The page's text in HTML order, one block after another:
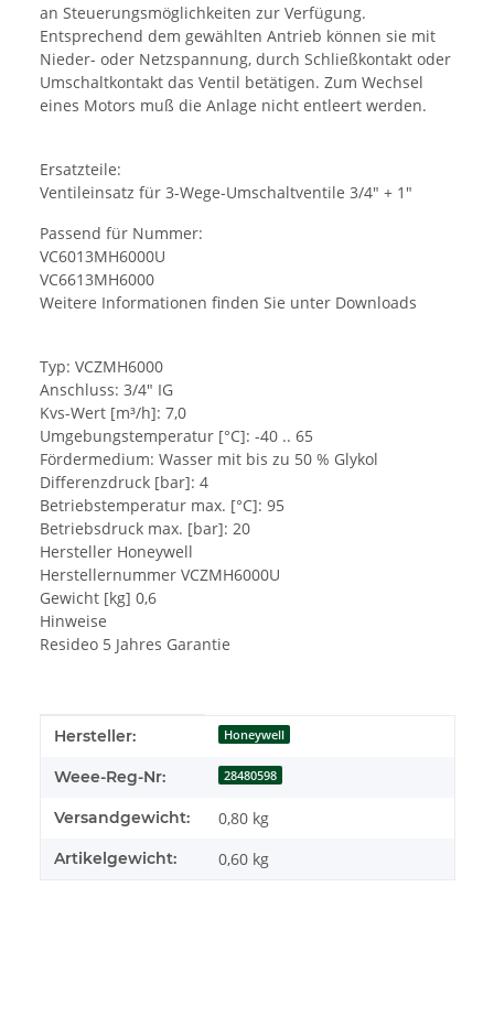
an Steuerungsmöglichkeiten zur Verfügung.
Entsprechend dem gewählten Antrieb können sie mit
Nieder- oder Netzspannung, durch Schließkontakt oder
Umschaltkontakt das Ventil betätigen. Zum Wechsel
eines Motors muß die Anlage nicht entleert werden.
Ersatzteile:
Ventileinsatz für 3-Wege-Umschaltventile 3/4" + 1"
Passend für Nummer:
VC6013MH6000U
VC6613MH6000
Weitere Informationen finden Sie unter Downloads
Typ: VCZMH6000
Anschluss: 3/4" IG
Kvs-Wert [m³/h]: 7,0
Umgebungstemperatur [°C]: -40 .. 65
Fördermedium: Wasser mit bis zu 50 % Glykol
Differenzdruck [bar]: 4
Betriebstemperatur max. [°C]: 95
Betriebsdruck max. [bar]: 20
Hersteller Honeywell
Herstellernummer VCZMH6000U
Gewicht [kg] 0,6
Hinweise
Resideo 5 Jahres Garantie
Produkteigenschaft
Wert
Hersteller: Honeywell
Weee-Reg-Nr: 28480598
Versandgewicht: 0,80 kg
Artikelgewicht: 0,60 kg